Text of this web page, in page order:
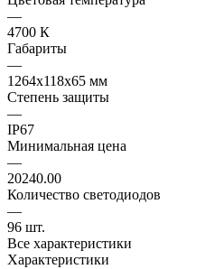
—
4700 К
Габариты
—
1264х118х65 мм
Степень защиты
—
IP67
Минимальная цена
—
20240.00
Количество светодиодов
—
96 шт.
Все характеристики
Характеристики